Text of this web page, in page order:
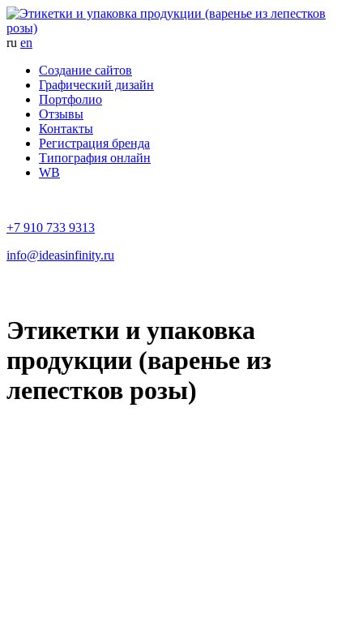
ru en
Создание сайтов
Графический дизайн
Портфолио
Отзывы
Контакты
Регистрация бренда
Типография онлайн
WB
+7 910 733 9313
info@ideasinfinity.ru
Этикетки и упаковка
продукции (варенье из
лепестков розы)